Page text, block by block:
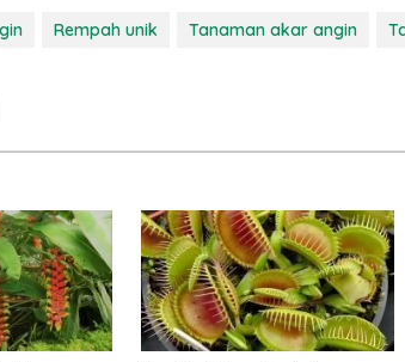
Rempah unik Tanaman akar angin